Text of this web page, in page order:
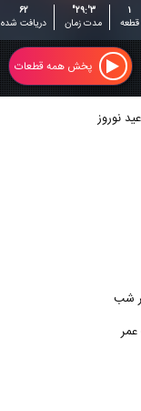
۱
قطعه
۳':۲۹"
مدت زمان
۶۲
دریافت شده
پخش همه قطعات
نوروز
شب